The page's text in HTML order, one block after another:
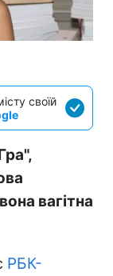
своїй
вагітна
РБК-